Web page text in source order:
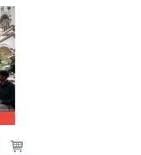
Voir